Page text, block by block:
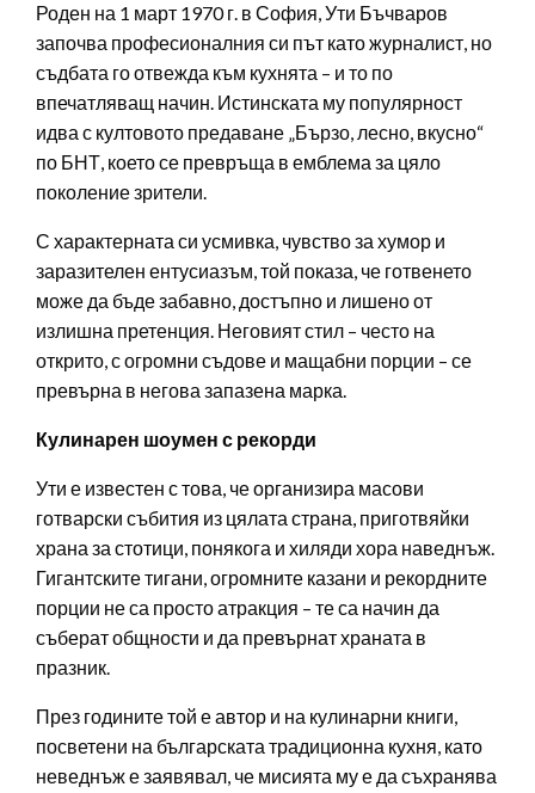
Роден на 1 март 1970 г. в София, Ути Бъчваров
започва професионалния си път като журналист, но
съдбата го отвежда към кухнята – и то по
впечатляващ начин. Истинската му популярност
идва с култовото предаване „Бързо, лесно, вкусно“
по БНТ, което се превръща в емблема за цяло
поколение зрители.
С характерната си усмивка, чувство за хумор и
заразителен ентусиазъм, той показа, че готвенето
може да бъде забавно, достъпно и лишено от
излишна претенция. Неговият стил – често на
открито, с огромни съдове и мащабни порции – се
превърна в негова запазена марка.
Кулинарен шоумен с рекорди
Ути е известен с това, че организира масови
готварски събития из цялата страна, приготвяйки
храна за стотици, понякога и хиляди хора наведнъж.
Гигантските тигани, огромните казани и рекордните
порции не са просто атракция – те са начин да
съберат общности и да превърнат храната в
празник.
През годините той е автор и на кулинарни книги,
посветени на българската традиционна кухня, като
неведнъж е заявявал, че мисията му е да съхранява